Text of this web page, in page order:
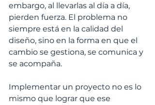
embargo, al llevarlas al día a día,
pierden fuerza. El problema no
siempre está en la calidad del
diseño, sino en la forma en que el
cambio se gestiona, se comunica y
se acompaña.
Implementar un proyecto no es lo
mismo que lograr que ese